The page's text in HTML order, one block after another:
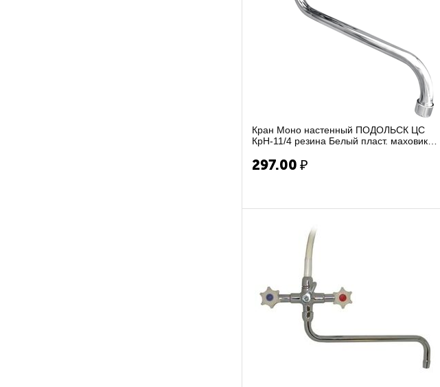
Кран Моно настенный ПОДОЛЬСК ЦС
КрН-11/4 резина Белый пласт. маховик
297.00 ₽